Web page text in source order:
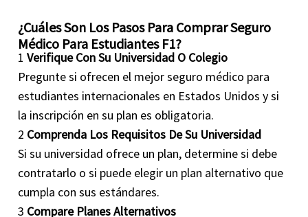
¿Cuáles Son Los Pasos Para Comprar Seguro
Médico Para Estudiantes F1?
1 Verifique Con Su Universidad O Colegio
Pregunte si ofrecen el mejor seguro médico para
estudiantes internacionales en Estados Unidos y si
la inscripción en su plan es obligatoria.
2 Comprenda Los Requisitos De Su Universidad
Si su universidad ofrece un plan, determine si debe
contratarlo o si puede elegir un plan alternativo que
cumpla con sus estándares.
3 Compare Planes Alternativos